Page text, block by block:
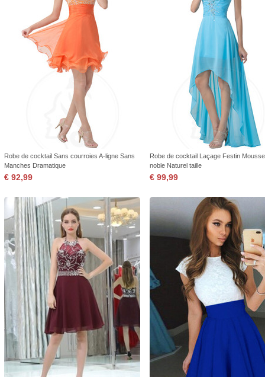
Robe de cocktail Sans courroies A-ligne Sans
Manches Dramatique
€ 92,99
Robe de cocktail Laçage Festin
noble Naturel taille
€ 99,99